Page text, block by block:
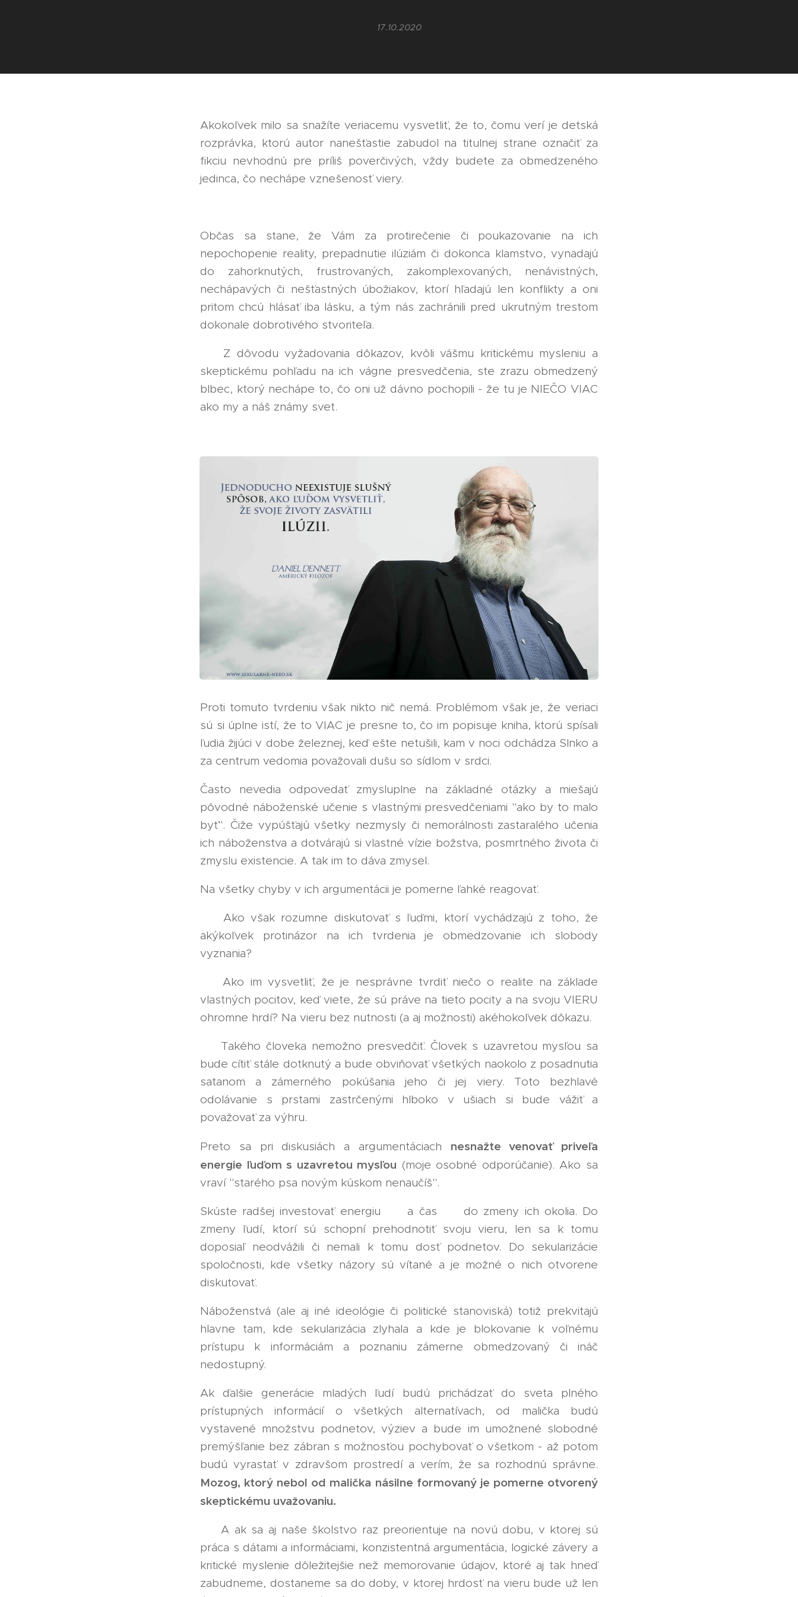
17.10.2020
Akokoľvek milo sa snažíte veriacemu vysvetliť, že to, čomu verí je detská
rozprávka, ktorú autor nanešťastie zabudol na titulnej strane označiť za
fikciu nevhodnú pre príliš poverčivých, vždy budete za obmedzeného
jedinca, čo nechápe vznešenosť viery.
Občas sa stane, že Vám za protirečenie či poukazovanie na ich
nepochopenie reality, prepadnutie ilúziám či dokonca klamstvo, vynadajú
do zahorknutých, frustrovaných, zakomplexovaných, nenávistných,
nechápavých či nešťastných úbožiakov, ktorí hľadajú len konflikty a oni
pritom chcú hlásať iba lásku, a tým nás zachránili pred ukrutným trestom
dokonale dobrotivého stvoriteľa. 🔥🧡
🧠 Z dôvodu vyžadovania dôkazov, kvôli vášmu kritickému mysleniu a
skeptickému pohľadu na ich vágne presvedčenia, ste zrazu obmedzený
blbec, ktorý nechápe to, čo oni už dávno pochopili - že tu je NIEČO VIAC
ako my a náš známy svet.
Proti tomuto tvrdeniu však nikto nič nemá. Problémom však je, že veriaci
sú si úplne istí, že to VIAC je presne to, čo im popisuje kniha, ktorú spísali
ľudia žijúci v dobe železnej, keď ešte netušili, kam v noci odchádza Slnko a
za centrum vedomia považovali dušu so sídlom v srdci.
Často nevedia odpovedať zmysluplne na základné otázky a miešajú
pôvodné náboženské učenie s vlastnými presvedčeniami "ako by to malo
byť". Čiže vypúšťajú všetky nezmysly či nemorálnosti zastaralého učenia
ich náboženstva a dotvárajú si vlastné vízie božstva, posmrtného života či
zmyslu existencie. A tak im to dáva zmysel.
Na všetky chyby v ich argumentácii je pomerne ľahké reagovať.
❓ Ako však rozumne diskutovať s ľuďmi, ktorí vychádzajú z toho, že
akýkoľvek protinázor na ich tvrdenia je obmedzovanie ich slobody
vyznania?
❓ Ako im vysvetliť, že je nesprávne tvrdiť niečo o realite na základe
vlastných pocitov, keď viete, že sú práve na tieto pocity a na svoju VIERU
ohromne hrdí? Na vieru bez nutnosti (a aj možnosti) akéhokoľvek dôkazu.
❗ Takého človeka nemožno presvedčiť. Človek s uzavretou mysľou sa
bude cítiť stále dotknutý a bude obviňovať všetkých naokolo z posadnutia
satanom a zámerného pokúšania jeho či jej viery. Toto bezhlavé
odolávanie s prstami zastrčenými hlboko v ušiach si bude vážiť a
považovať za výhru.
Preto sa pri diskusiách a argumentáciach nesnažte venovať priveľa
energie ľuďom s uzavretou mysľou (moje osobné odporúčanie). Ako sa
vraví "starého psa novým kúskom nenaučíš".
Skúste radšej investovať energiu ⚡ a čas ⌛ do zmeny ich okolia. Do
zmeny ľudí, ktorí sú schopní prehodnotiť svoju vieru, len sa k tomu
doposiaľ neodvážili či nemali k tomu dosť podnetov. Do sekularizácie
spoločnosti, kde všetky názory sú vítané a je možné o nich otvorene
diskutovať.
Náboženstvá (ale aj iné ideológie či politické stanoviská) totiž prekvitajú
hlavne tam, kde sekularizácia zlyhala a kde je blokovanie k voľnému
prístupu k informáciám a poznaniu zámerne obmedzovaný či ináč
nedostupný.
Ak ďalšie generácie mladých ľudí budú prichádzať do sveta plného
prístupných informácií o všetkých alternatívach, od malička budú
vystavené množstvu podnetov, výziev a bude im umožnené slobodné
premýšľanie bez zábran s možnosťou pochybovať o všetkom - až potom
budú vyrastať v zdravšom prostredí a verím, že sa rozhodnú správne.
Mozog, ktorý nebol od malička násilne formovaný je pomerne otvorený
skeptickému uvažovaniu.
🏫 A ak sa aj naše školstvo raz preorientuje na novú dobu, v ktorej sú
práca s dátami a informáciami, konzistentná argumentácia, logické závery a
kritické myslenie dôležitejšie než memorovanie údajov, ktoré aj tak hneď
zabudneme, dostaneme sa do doby, v ktorej hrdosť na vieru bude už len